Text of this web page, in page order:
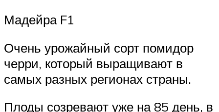
Мадейра F1
Очень урожайный сорт помидор
черри, который выращивают в
самых разных регионах страны.
Плоды созревают уже на 85 день, в